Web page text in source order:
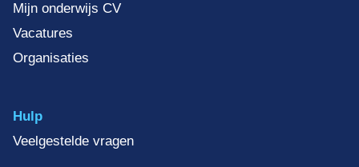
Mijn onderwijs CV
Vacatures
Organisaties
Hulp
Veelgestelde vragen